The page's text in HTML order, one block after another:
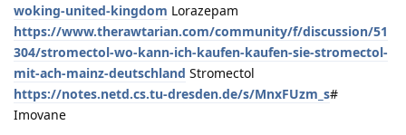
woking-united-kingdom Lorazepam
https://www.therawtarian.com/community/f/discussion/51
304/stromectol-wo-kann-ich-kaufen-kaufen-sie-stromectol-
mit-ach-mainz-deutschland Stromectol
https://notes.netd.cs.tu-dresden.de/s/MnxFUzm_s#
Imovane